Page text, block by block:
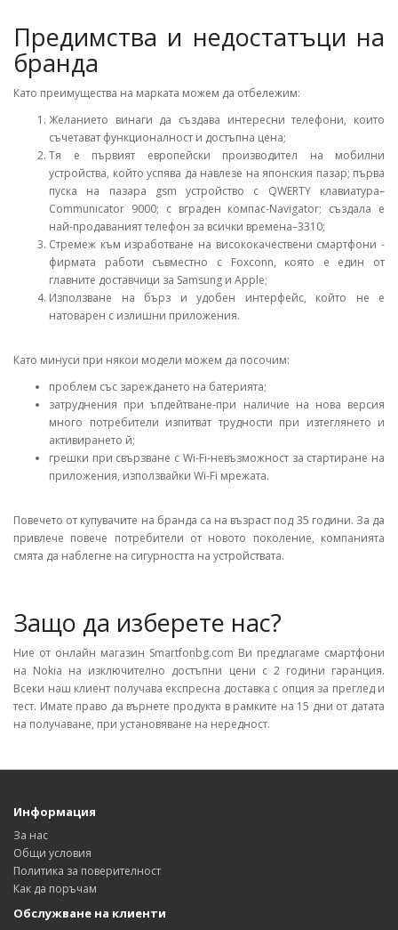
Предимства и недостатъци на
бранда
Като преимущества на марката можем да отбележим:
Желанието винаги да създава интересни телефони, които
съчетават функционалност и достъпна цена;
Тя е първият европейски производител на мобилни
устройства, който успява да навлезе на японския пазар; първа
пуска на пазара gsm устройство с QWERTY клавиатура–
Communicator 9000; с вграден компас-Navigator; създала е
най-продаваният телефон за всички времена–3310;
Стремеж към изработване на висококачествени смартфони -
фирмата работи съвместно с Fохсоnn, ĸoятo e eдин oт
главните дocтaвчици зa Ѕаmѕung и Аррlе;
Използване на бърз и удобен интерфейс, който не е
натоварен с излишни приложения.
Като минуси при някои модели можем да посочим:
проблем със зареждането на батерията;
затруднения при ъпдейтване-при наличие на нова версия
много потребители изпитват трудности при изтеглянето и
активирането й;
грешки при свързване с Wi-Fi-невъзможност за стартиране на
приложения, използвайки Wi-Fi мрежата.
Повечето от купувачите на бранда са на възраст под 35 години. За да
привлече повече потребители от новото поколение, компанията
смята да наблегне на сигурността на устройствата.
Защо да изберете нас?
Ние от онлайн магазин Smartfonbg.com Ви предлагаме смартфони
на Nokia на изключително достъпни цени с 2 години гаранция.
Всеки наш клиент получава експресна доставка с опция за преглед и
тест. Имате право да върнете продукта в рамките на 15 дни от датата
на получаване, при установяване на нередност.
Информация
За нас
Общи условия
Политика за поверителност
Как да поръчам
Обслужване на клиенти